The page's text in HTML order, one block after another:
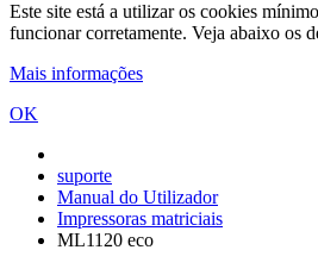
Este site está a utilizar os cookies
funcionar corretamente. Veja abaixo os
Mais informações
OK
suporte
Manual do Utilizador
Impressoras matriciais
ML1120 eco